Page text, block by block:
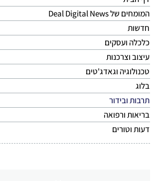
המומחים של Deal Digital News
חדשות
כלכלה ועסקים
עיצוב וצרכנות
טכנולוגיה וגאדג'טים
בלוג
תרבות ובידור
בריאות ורפואה
דעות וטורים